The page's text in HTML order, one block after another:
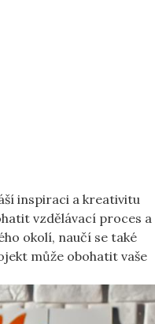
inspiraci a⁢ kreativitu
vzdělávací proces a‌
okolí, naučí ⁣se také
může obohatit ⁣vaše